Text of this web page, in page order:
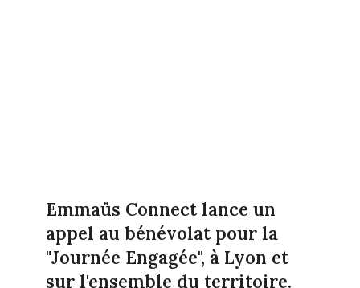
Emmaüs Connect lance un
appel au bénévolat pour la
"Journée Engagée", à Lyon et
sur l'ensemble du territoire.